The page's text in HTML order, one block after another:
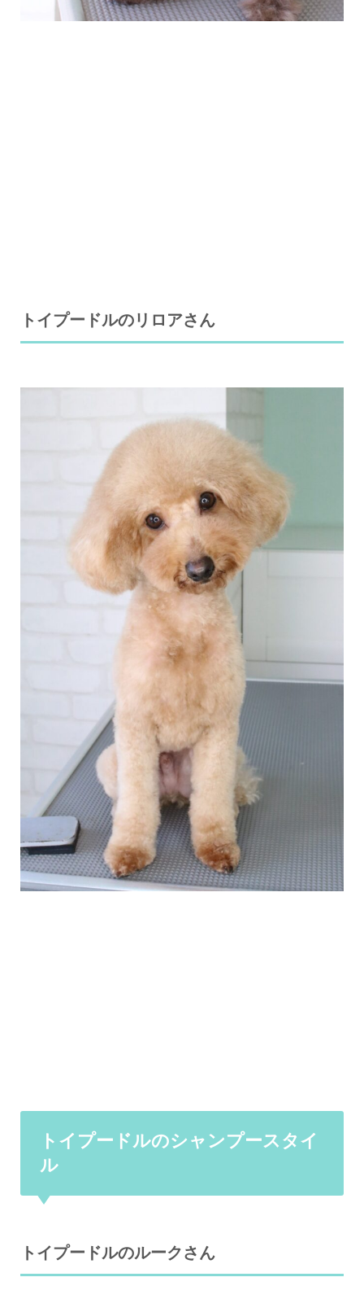
トイプードルのリロアさん
トイプードルのシャンプースタイ
ル
トイプードルのルークさん